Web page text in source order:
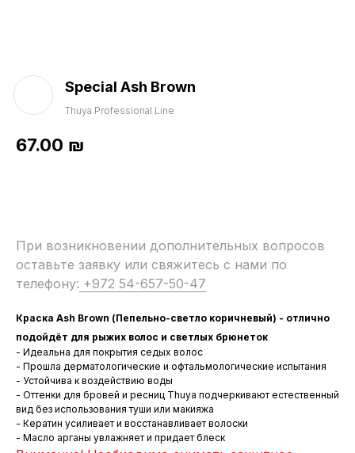
Special Ash Brown
Thuya Professional Line
67.00 ₪
При возникновении дополнительных вопросов
оставьте заявку или свяжитесь с нами по
телефону: +972 54-657-50-47
Краска Ash Brown (Пепельно-светло коричневый) - отлично
подойдёт для рыжих волос и светлых брюнеток
- Идеальна для покрытия седых волос
- Прошла дерматологические и офтальмологические испытания
- Устойчива к воздействию воды
- Оттенки для бровей и ресниц Thuya подчеркивают естественный
вид без использования туши или макияжа
- Кератин усиливает и восстанавливает волоски
- Масло арганы увлажняет и придает блеск